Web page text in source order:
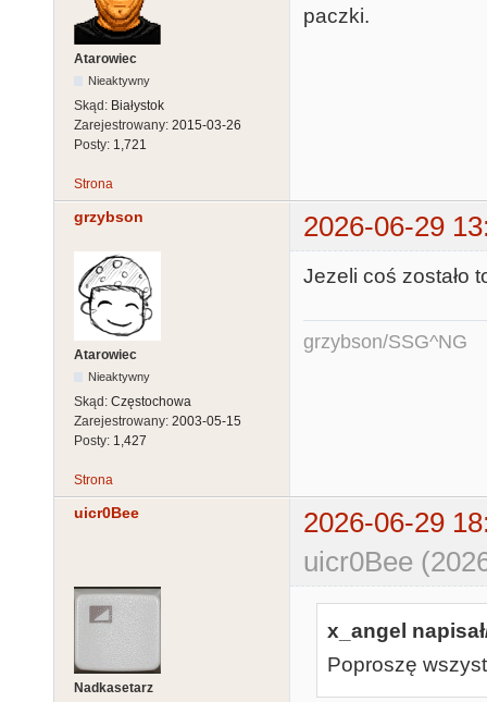
Atarowiec
Nieaktywny
Skąd: Białystok
Zarejestrowany: 2015-03-26
Posty: 1,721
paczki.
Strona
grzybson 2026-06-29
Atarowiec
Nieaktywny
Skąd: Częstochowa
Zarejestrowany: 2003-05-15
Posty: 1,427
Jezeli coś zostało
grzybson/SSG^NG
Strona
uicr0Bee
2026-06-29
uicr0Bee
Nadkasetarz
x_angel
Poproszę